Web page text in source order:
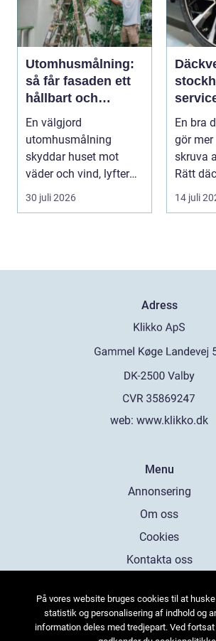
Utomhusmålning:
så får fasaden ett
hållbart och
vackert resultat
En välgjord
utomhusmålning
skyddar huset mot
väder och vind, lyfter
helhetsintrycket...
30 juli 2026
mil
En bra
gör
skruva
Rätt
14 juli
Adress
web: www.klikko.dk
Menu
Annonsering
Om oss
Cookies
Kontakta oss
På vores website bruges cookies til at
statistik og personalisering af indhold og
information deles med tredjepart. Ved